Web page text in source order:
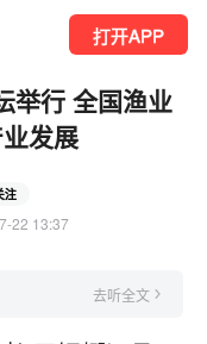
打开APP
举行 全国渔业
发展
注
7-22 13:37
去听全文